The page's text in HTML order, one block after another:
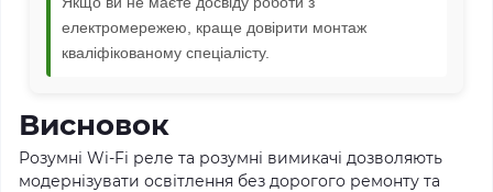
електромережею, краще довірити монтаж
кваліфікованому спеціалісту.
Висновок
Розумні Wi-Fi реле та розумні вимикачі дозволяють
модернізувати освітлення без дорогого ремонту та